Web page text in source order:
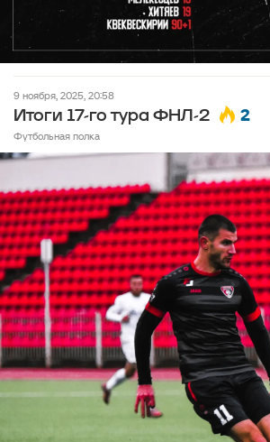
9 ноября, 2025, 20:58
Итоги 17-го тура ФНЛ-2 2
Футбольная полка